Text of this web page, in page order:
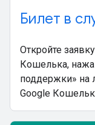
Билет в
Откройте
Кошелька,
поддержки» на
Google